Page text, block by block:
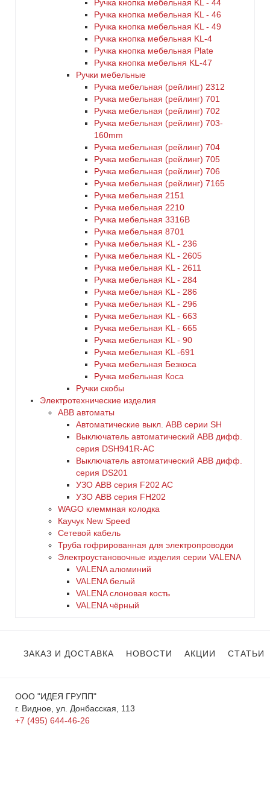
Ручка кнопка мебельная KL - 44
Ручка кнопка мебельная KL - 46
Ручка кнопка мебельная KL - 49
Ручка кнопка мебельная KL-4
Ручка кнопка мебельная Plate
Ручка кнопка мебельня KL-47
Ручки мебельные
Ручка мебельная (рейлинг) 2312
Ручка мебельная (рейлинг) 701
Ручка мебельная (рейлинг) 702
Ручка мебельная (рейлинг) 703-
160mm
Ручка мебельная (рейлинг) 704
Ручка мебельная (рейлинг) 705
Ручка мебельная (рейлинг) 706
Ручка мебельная (рейлинг) 7165
Ручка мебельная 2151
Ручка мебельная 2210
Ручка мебельная 3316B
Ручка мебельная 8701
Ручка мебельная KL - 236
Ручка мебельная KL - 2605
Ручка мебельная KL - 2611
Ручка мебельная KL - 284
Ручка мебельная KL - 286
Ручка мебельная KL - 296
Ручка мебельная KL - 663
Ручка мебельная KL - 665
Ручка мебельная KL - 90
Ручка мебельная KL -691
Ручка мебельная Безкоса
Ручка мебельная Коса
Ручки скобы
Электротехнические изделия
ABB автоматы
Автоматические выкл. ABB серии SH
Выключатель автоматический ABB дифф.
серия DSH941R-AC
Выключатель автоматический АВВ дифф.
серия DS201
УЗО ABB серия F202 AC
УЗО АВВ серия FH202
WAGO клеммная колодка
Каучук New Speed
Сетевой кабель
Труба гофрированная для электропроводки
Электроустановочные изделия серии VALENA
VALENA алюминий
VALENA белый
VALENA слоновая кость
VALENA чёрный
ЗАКАЗ И ДОСТАВКА НОВОСТИ АКЦИИ СТАТЬИ
ООО "ИДЕЯ ГРУПП"
г. Видное, ул. Донбасская, 113
+7 (495) 644-46-26